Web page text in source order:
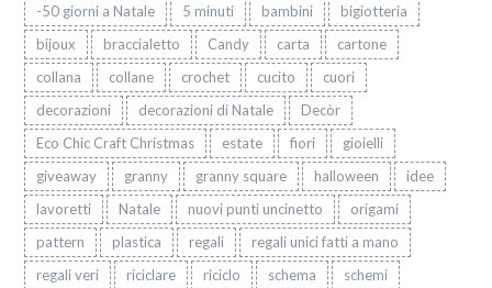
-50 giorni a Natale 5 minuti bambini
bigiotteria
bijoux
braccialetto Candy carta
cartone
collana
collane crochet cucito
cuori
decorazioni
decorazioni di Natale
Decòr
Eco Chic Craft Christmas
estate fiori
gioielli
giveaway
granny granny square halloween
idee
lavoretti
Natale nuovi punti uncinetto
origami
pattern
plastica regali
regali unici fatti a mano
regali veri
riciclare riciclo schema
schemi